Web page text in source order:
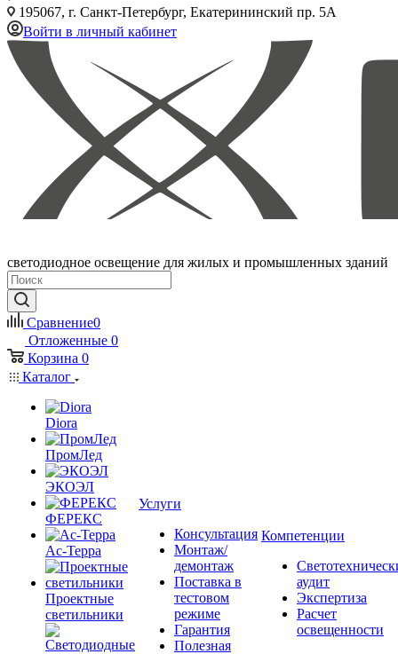
195067, г. Санкт-Петербург, Екатерининский пр. 5А
Войти в личный кабинет
светодиодное освещение для жилых и промышленных зданий
Сравнение0
Отложенные 0
Корзина 0
Каталог
Diora
ПромЛед
ЭКОЭЛ
ФЕРЕКС
Ас-Терра
Проектные
светильники
Услуги
Консультация
Монтаж/
демонтаж
Поставка в
тестовом
режиме
Гарантия
Полезная
Компетенции
аудит
Экспертиза
Расчет
освещенности